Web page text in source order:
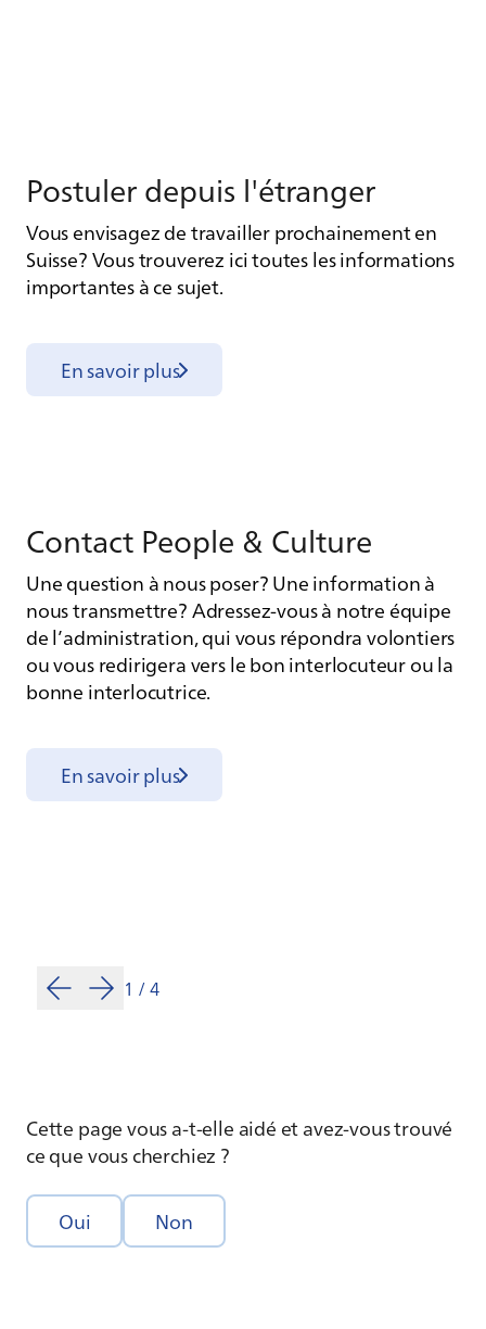
Pos­tu­ler de­puis l'étran­ger
Vous envisagez de travailler prochainement en
Suisse? Vous trouverez ici toutes les informations
importantes à ce sujet.
En savoir plus
Contact People & Culture
Une question à nous poser? Une information à
nous transmettre? Adressez-vous à notre équipe
de l’administration, qui vous répondra volontiers
ou vous redirigera vers le bon interlocuteur ou la
bonne interlocutrice.
En savoir plus
1 /4
Cette page vous a-t-elle aidé et avez-vous trouvé
ce que vous cherchiez ?
Oui Non